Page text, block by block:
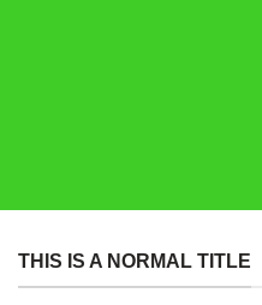
THIS IS A NORMAL TITLE